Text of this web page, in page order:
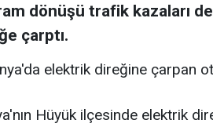
dönüşü trafik kazaları
çarptı.
elektrik direğine çarpan
Hüyük ilçesinde elektrik